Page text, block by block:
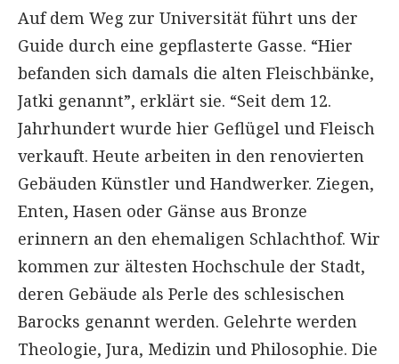
Auf dem Weg zur Universität führt uns der
Guide durch eine gepflasterte Gasse. “Hier
befanden sich damals die alten Fleischbänke,
Jatki genannt”, erklärt sie. “Seit dem 12.
Jahrhundert wurde hier Geflügel und Fleisch
verkauft. Heute arbeiten in den renovierten
Gebäuden Künstler und Handwerker. Ziegen,
Enten, Hasen oder Gänse aus Bronze
erinnern an den ehemaligen Schlachthof. Wir
kommen zur ältesten Hochschule der Stadt,
deren Gebäude als Perle des schlesischen
Barocks genannt werden. Gelehrte werden
Theologie, Jura, Medizin und Philosophie. Die